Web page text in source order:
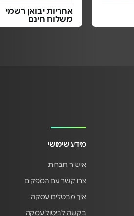
אחריות יבואן רשמי
משלוח חינם
מידע שימושי
אישור חברות
צרו קשר עם הספקים
איך מבטלים עסקה
בקשה לביטול עסקה